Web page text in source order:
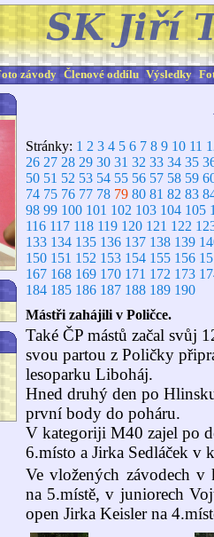
závody Členové oddílu Výsledky
Stránky: 1 2 3 4 5 6 7 8 9 10 11
26 27 28 29 30 31 32 33 34 35
50 51 52 53 54 55 56 57 58 59
74 75 76 77 78 79 80 81 82 83
98 99 100 101 102 103 104 105
116 117 118 119 120 121 122
133 134 135 136 137 138 139
150 151 152 153 154 155 156
167 168 169 170 171 172 173
184 185 186 187 188 189 190
Mástři zahájili v Poličce.
Také ČP mástů začal svůj
svou partou z Poličky
lesoparku Liboháj.
Hned druhý den po
první body do poháru.
V kategoriji M40 zajel po
6.místo a Jirka Sedláček v
Ve vložených závodech
na 5.místě, v juniorech
open Jirka Keisler na